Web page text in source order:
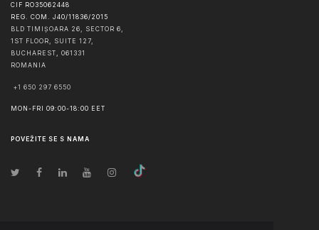
CIF RO35062448
REG. COM. J40/11836/2015
BLD TIMIȘOARA 26, SECTOR 6,
1ST FLOOR, SUITE 127,
BUCHAREST
061331
ROMANIA
+1 650 297 6550
MON-FRI 09:00-18:00 EET
POVEŽITE SE S NAMA